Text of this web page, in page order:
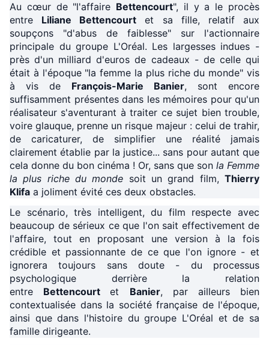
Au cœur de "l'affaire Bettencourt", il y a le procès
entre
Liliane Bettencourt
et sa fille, relatif aux
soupçons "d'abus de faiblesse" sur l'actionnaire
principale du groupe L'Oréal. Les largesses indues -
près d'un milliard d'euros de cadeaux - de celle qui
était à l'époque "la femme la plus riche du monde" vis
à vis de
François-Marie Banier, sont encore
suffisamment présentes dans les mémoires pour qu'un
réalisateur s'aventurant à traiter ce sujet bien trouble,
voire glauque, prenne un risque majeur : celui de trahir,
de caricaturer, de simplifier une réalité jamais
clairement établie par la justice... sans pour autant que
cela donne du bon cinéma ! Or, sans que son la Femme
la plus riche du monde soit un grand film, Thierry
Klifa a joliment évité ces deux obstacles.
Le scénario, très intelligent, du film respecte avec
beaucoup de sérieux ce que l'on sait effectivement de
l'affaire, tout en proposant une version à la fois
crédible et passionnante de ce que l'on ignore - et
ignorera toujours sans doute - du processus
psychologique derrière la relation
entre
Bettencourt et Banier, par ailleurs bien
contextualisée dans la société française de l'époque,
ainsi que dans l'histoire du groupe L'Oréal et de sa
famille dirigeante.